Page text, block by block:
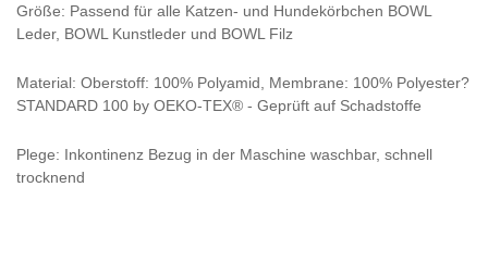
Größe: Passend für alle Katzen- und Hundekörbchen BOWL
Leder, BOWL Kunstleder und BOWL Filz
Material: Oberstoff: 100% Polyamid, Membrane: 100% Polyester?
STANDARD 100 by OEKO-TEX® - Geprüft auf Schadstoffe
Plege: Inkontinenz Bezug in der Maschine waschbar, schnell
trocknend